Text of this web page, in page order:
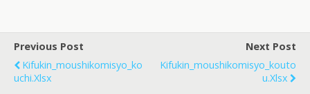
Previous Post
Kifukin_moushikomisyo_ko
Uchi.xlsx
Next Post
Kifukin_moushikomisyo_kouto
U.xlsx